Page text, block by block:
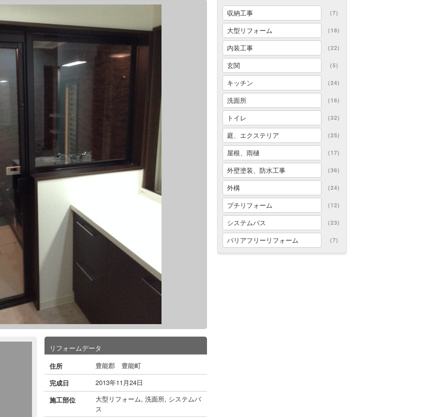
リフォームデータ
住所
豊能郡 豊能町
完成日
2013年11月24日
施工部位
大型リフォーム, 洗面所, システムバ
ス
収納工事 (7)
大型リフォーム (18)
内装工事 (22)
玄関 (5)
キッチン (24)
洗面所 (16)
トイレ (32)
庭、エクステリア (25)
屋根、雨樋 (17)
外壁塗装、防水工事 (36)
外構 (24)
プチリフォーム (12)
システムバス (23)
バリアフリーリフォーム (7)